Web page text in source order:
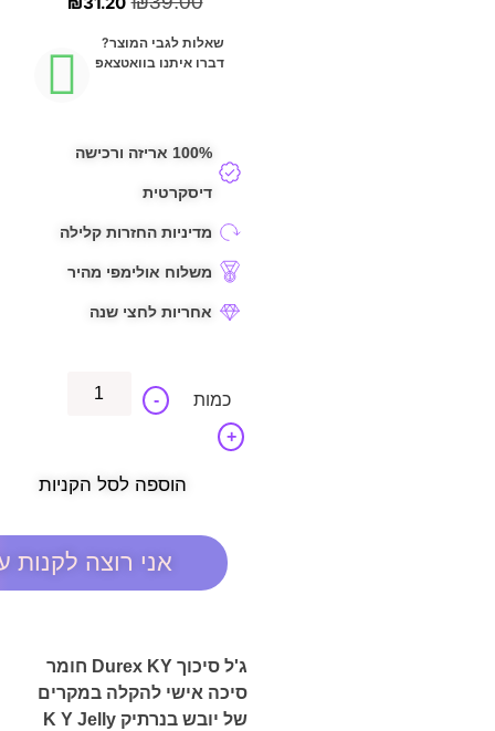
שאלות לגבי המוצר?
דברו איתנו בוואטצאפ
100% אריזה ורכישה
דיסקרטית
מדיניות החזרות קלילה
משלוח אולימפי מהיר
אחריות לחצי שנה
-
+
הוספה לסל הקניות
אני רוצה לקנות
ג'ל סיכוך Durex KY חומר
סיכה אישי להקלה במקרים
של יובש בנרתיק K Y Jelly